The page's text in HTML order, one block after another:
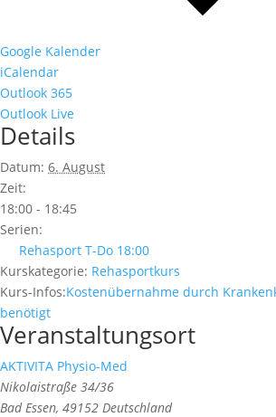
Google Kalender
iCalendar
Outlook 365
Outlook Live
Details
Datum: 6. August
Zeit:
18:00 - 18:45
Serien:
Rehasport T-Do 18:00
Kurskategorie: Rehasportkurs
Kurs-Infos:Kostenübernahme durch
benötigt
Veranstaltungsort
AKTIVITA Physio-Med
Nikolaistraße 34/36
Bad Essen, 49152 Deutschland